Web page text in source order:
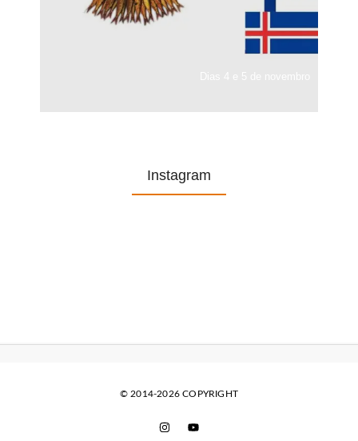
Instagram
© 2014-2026 COPYRIGHT